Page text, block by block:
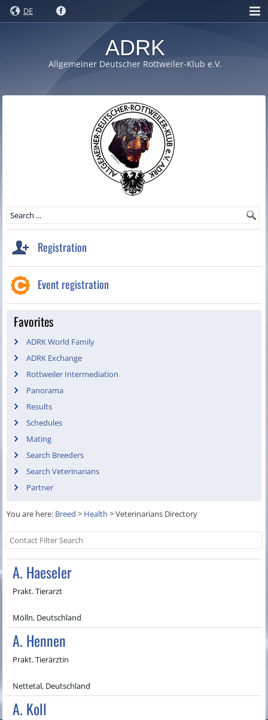
DE
ADRK
Allgemeiner Deutscher Rottweiler-Klub e.V.
Registration
Event registration
Favorites
ADRK World Family
ADRK Exchange
Rottweiler Intermediation
Panorama
Results
Schedules
Mating
Search Breeders
Search Veterinarians
Partner
You are here: Breed > Health >Veterinarians Directory
A. Haeseler
Prakt. Tierarzt
Mölln, Deutschland
A. Hennen
Prakt. Tierärztin
Nettetal, Deutschland
A. Koll